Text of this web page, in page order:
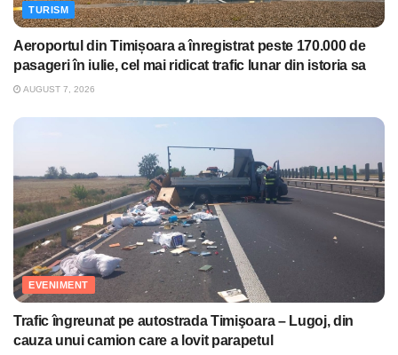
TURISM
Aeroportul din Timișoara a înregistrat peste 170.000 de
pasageri în iulie, cel mai ridicat trafic lunar din istoria sa
AUGUST 7, 2026
EVENIMENT
Trafic îngreunat pe autostrada Timişoara – Lugoj, din
cauza unui camion care a lovit parapetul